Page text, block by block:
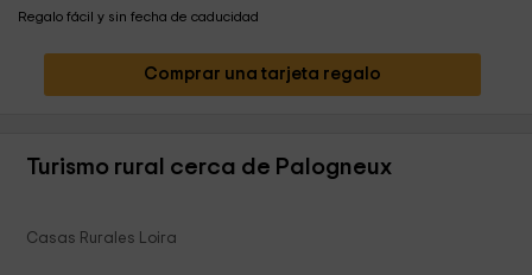
Regalo fácil y sin fecha de caducidad
Comprar una tarjeta regalo
Turismo rural cerca de Palogneux
Casas Rurales Loira